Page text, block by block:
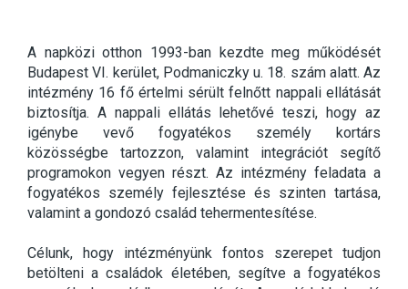
A napközi otthon 1993-ban kezdte meg működését
Budapest VI. kerület, Podmaniczky u. 18. szám alatt. Az
intézmény 16 fő értelmi sérült felnőtt nappali ellátását
biztosítja. A nappali ellátás lehetővé teszi, hogy az
igénybe vevő fogyatékos személy kortárs
közösségbe tartozzon, valamint integrációt segítő
programokon vegyen részt. Az intézmény feladata a
fogyatékos személy fejlesztése és szinten tartása,
valamint a gondozó család tehermentesítése.
Célunk, hogy intézményünk fontos szerepet tudjon
betölteni a családok életében, segítve a fogyatékos